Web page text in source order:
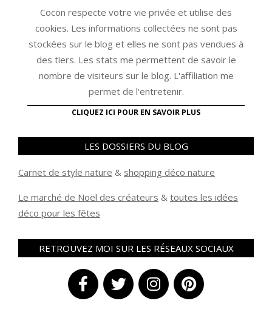
Cocon respecte votre vie privée et utilise des
cookies. Les informations collectées ne sont pas
stockées sur le blog et elles ne sont pas vendues à
des tiers. Les stats me permettent de savoir le
nombre de visiteurs sur le blog. L'affiliation me
permet de l'entretenir.
CLIQUEZ ICI POUR EN SAVOIR PLUS
LES DOSSIERS DU BLOG
Carnet de style nature & shopping déco nature
Le marché de Noël des créateurs & toutes les idées
déco pour les fêtes
RETROUVEZ MOI SUR LES RÉSEAUX SOCIAUX